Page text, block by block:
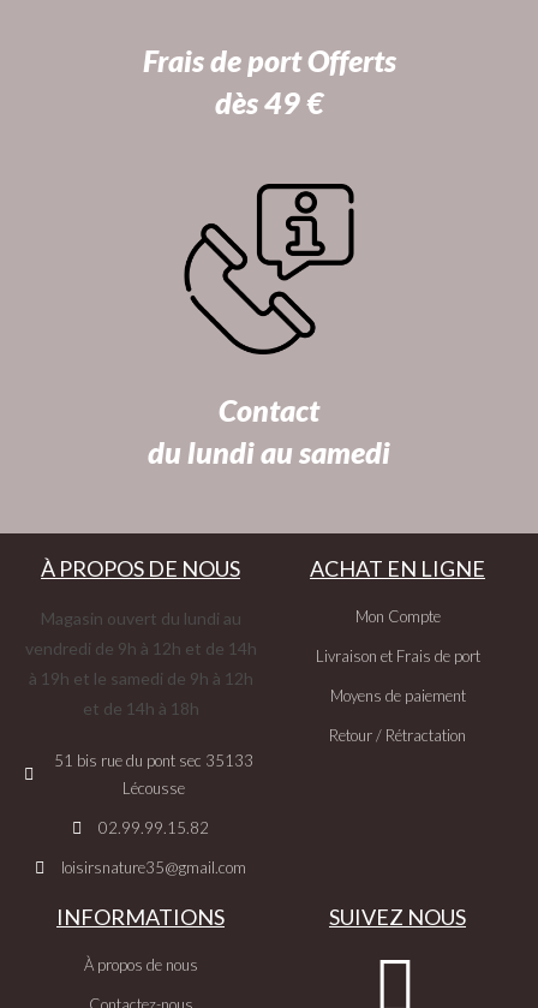
Frais de port Offerts
dès 49 €
Contact
du lundi au samedi
À PROPOS DE NOUS
Magasin ouvert du lundi au
vendredi de 9h à 12h et de 14h
à 19h et le samedi de 9h à 12h
et de 14h à 18h
51 bis rue du pont sec 35133
Lécousse
02.99.99.15.82
loisirsnature35@gmail.com
ACHAT EN LIGNE
Mon Compte
Livraison et Frais de port
Moyens de paiement
Retour / Rétractation
INFORMATIONS
À propos de nous
SUIVEZ NOUS